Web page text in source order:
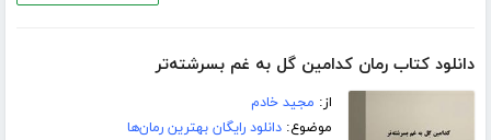
دانلود کتاب رمان کدامین گل به غم بسرشته‌تر
از: مجید خادم
موضوع:دانلود رایگان بهترین رمان‌ها